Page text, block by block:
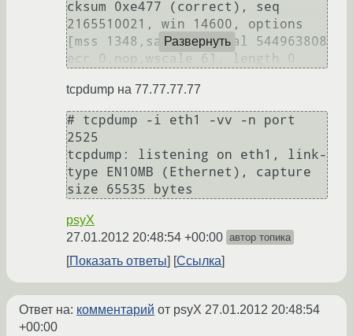
cksum 0xe477 (correct), seq
2165510021, win 14600, options
[mss 1348,sackOK,TS val 544963808
Развернуть
tcpdump на 77.77.77.77
# tcpdump -i eth1 -vv -n port
2525
tcpdump: listening on eth1, link-
type EN10MB (Ethernet), capture
psyX
27.01.2012 20:48:54 +00:00 автор топика
Показать ответы Ссылка
Ответ на: комментарий от psyX 27.01.2012 20:48:54
+00:00